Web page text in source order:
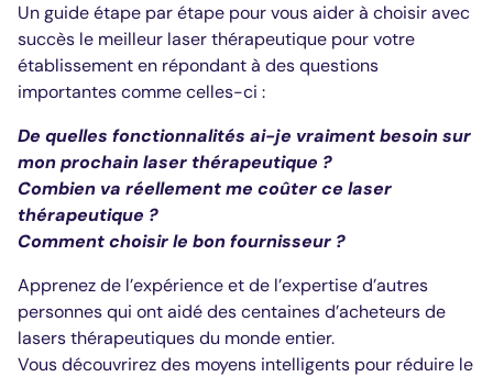
Un guide étape par étape pour vous aider à choisir avec
succès le meilleur laser thérapeutique pour votre
établissement en répondant à des questions
importantes comme celles-ci :
De quelles fonctionnalités ai-je vraiment besoin sur
mon prochain laser thérapeutique ?
Combien va réellement me coûter ce laser
thérapeutique ?
Comment choisir le bon fournisseur ?
Apprenez de l’expérience et de l’expertise d’autres
personnes qui ont aidé des centaines d’acheteurs de
lasers thérapeutiques du monde entier.
Vous découvrirez des moyens intelligents pour réduire le